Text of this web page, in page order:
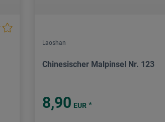
Laoshan
Chinesischer Malpinsel Nr. 123
8,90 EUR *